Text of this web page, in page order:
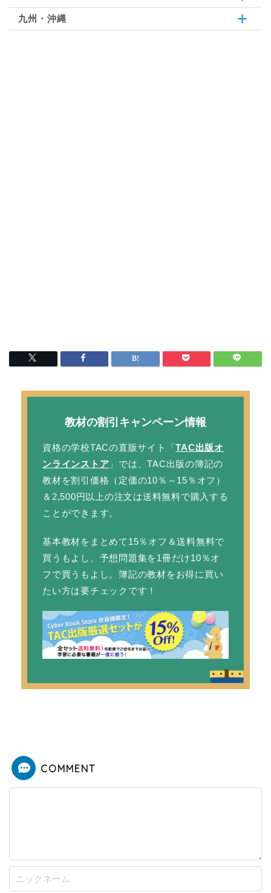
九州・沖縄
教材の割引キャンペーン情報
資格の学校TACの直販サイト「TAC出版オ
ンラインストア 」では、TAC出版の簿記の
教材を割引価格 （定価の10％～15％オフ）
＆2,500円以上の注文は送料無料で購入する
ことができます。
基本教材をまとめて15％オフ＆送料無料で
買うもよし、予想問題集を1冊だけ10％オ
フで買うもよし。簿記の教材をお得に買い
たい方は要チェックです！
COMMENT